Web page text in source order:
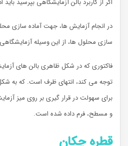
اگر از کاربرد بالن آزمایشگاهی بپرسید باید
در انجام آزمایش ها، جهت آماده سازی
سازی محلول ها، از این وسیله
فاکتوری که در شکل ظاهری بالن های
توجه می کند، انتهای ظرف است. که به
برای سهولت در قرار گیری بر روی میز
و مسطح، فرم داده شده است.
قطره چکان